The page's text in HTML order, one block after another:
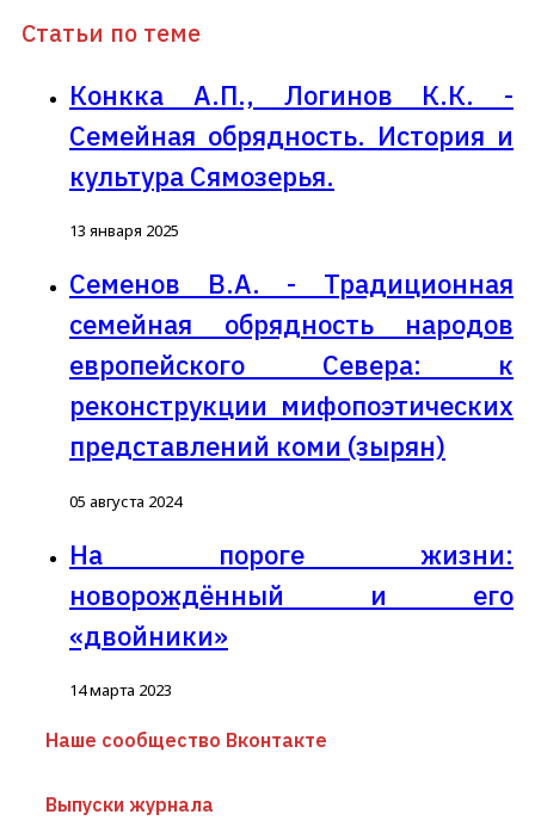
Статьи по теме
Конкка А.П., Логинов К.К. -
Семейная обрядность. История и
культура Сямозерья.
13 января 2025
Семенов В.А. - Традиционная
семейная обрядность народов
европейского Севера: к
реконструкции мифопоэтических
представлений коми (зырян)
05 августа 2024
На пороге жизни:
новорождённый и его
«двойники»
14 марта 2023
Наше сообщество Вконтакте
Выпуски журнала